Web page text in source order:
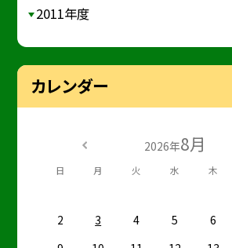
2011年度
カレンダー
2026年8月
日 月 火 水 木
2
3 4 5 6